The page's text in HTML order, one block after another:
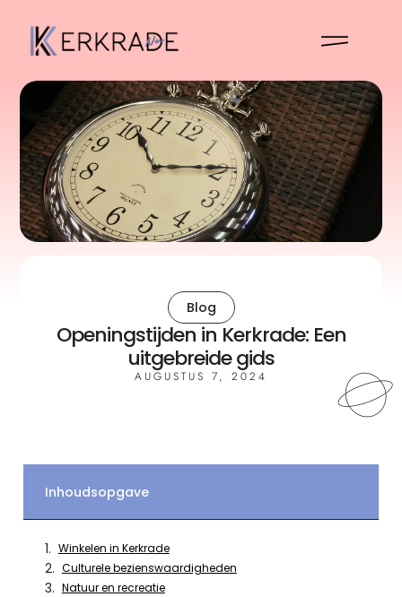
Blog
Openingstijden in Kerkrade: Een
uitgebreide gids
AUGUSTUS 7, 2024
Inhoudsopgave
Winkelen in Kerkrade
Culturele bezienswaardigheden
Natuur en recreatie